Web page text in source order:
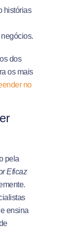
histórias
dos
os mais
no
pela
Eficaz
ensina